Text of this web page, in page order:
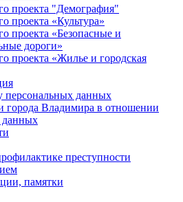
проекта "Демография"
проекта «Культура»
проекта «Безопасные и
дороги»
проекта «Жилье и городская
персональных данных
города Владимира в отношении
данных
преступности
памятки